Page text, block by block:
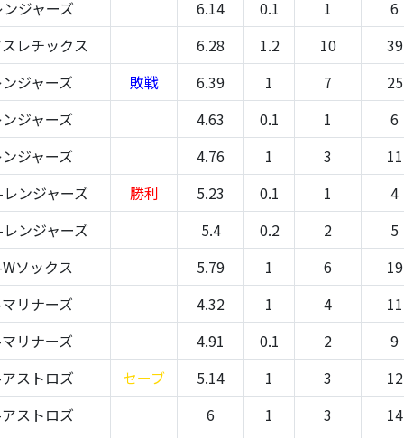
ジャーズ
6.14 0.1 1
6
レチックス
6.28 1.2 10
39
ジャーズ
敗戦 6.39 1 7
25
ジャーズ
4.63 0.1 1
6
ジャーズ
4.76 1 3
11
ンジャーズ
勝利 5.23 0.1 1
4
ンジャーズ
5.4 0.2 2
5
ソックス
5.79 1 6
19
リナーズ
4.32 1 4
11
リナーズ
4.91 0.1 2
9
ストロズ
セーブ 5.14 1 3
12
ストロズ
6 1 3 14